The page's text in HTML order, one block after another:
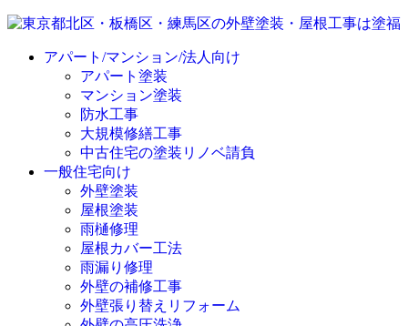
アパート/マンション/法人向け
アパート塗装
マンション塗装
防水工事
大規模修繕工事
中古住宅の塗装リノベ請負
一般住宅向け
外壁塗装
屋根塗装
雨樋修理
屋根カバー工法
雨漏り修理
外壁の補修工事
外壁張り替えリフォーム